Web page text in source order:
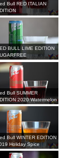
Bull RED ITALIAN
BULL LIME EDITION
Bull SUMMER
2020 Watermelon
Bull WINTER EDITION
Holiday Spice